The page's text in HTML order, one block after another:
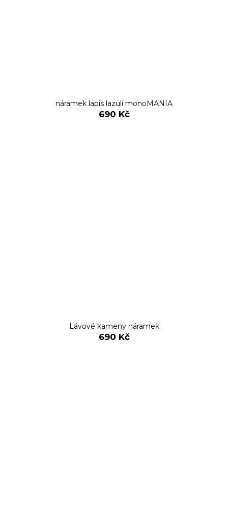
náramek lapis lazuli monoMANIA
690 Kč
Lávové kameny náramek
690 Kč